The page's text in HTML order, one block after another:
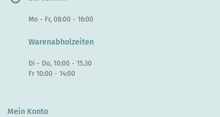
Mo - Fr, 08:00 - 16:00
Warenabholzeiten
Di - Do, 10:00 - 15.30
Fr 10:00 - 14:00
Mein Konto